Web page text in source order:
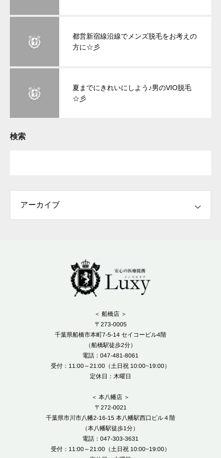
都営新宿線沿線でメンズ脱毛をお考えの
方に☆彡
夏までにきれいにしよう♪男のVIO脱毛
☆彡
検索
＜ 船橋店 ＞
〒273-0005
千葉県船橋市本町7-5-14 セイコービル4階
（船橋駅徒歩2分）
電話：047-481-8061
受付：11:00～21:00（土日祝 10:00~19:00）
定休日：木曜日
＜ 本八幡店 ＞
〒272-0021
千葉県市川市八幡2-16-15 本八幡駅西口ビル４階
（本八幡駅徒歩1分）
電話：047-303-3631
受付：11:00～21:00（土日祝 10:00~19:00）